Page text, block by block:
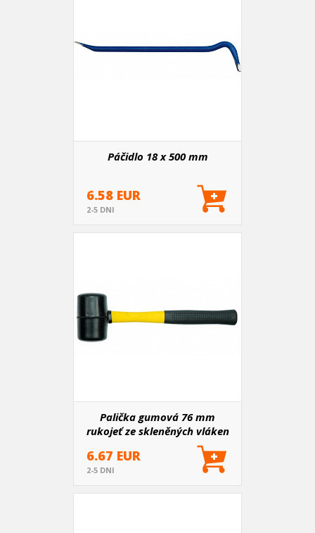
Páčidlo 18 x 500 mm
6.58 EUR
2-5 DNI
Palička gumová 76 mm
rukojeť ze skleněných vláken
6.67 EUR
2-5 DNI